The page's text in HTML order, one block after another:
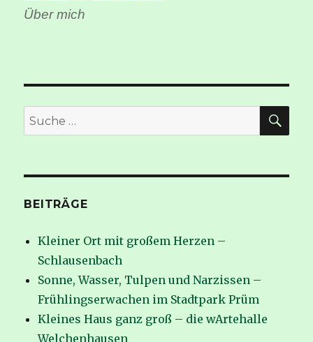
Über mich
Suche
nach:
BEITRÄGE
Kleiner Ort mit großem Herzen –
Schlausenbach
Sonne, Wasser, Tulpen und Narzissen –
Frühlingserwachen im Stadtpark Prüm
Kleines Haus ganz groß – die wArtehalle
Welchenhausen